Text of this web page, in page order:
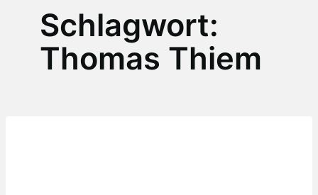
Schlagwort:
Thomas Thiem